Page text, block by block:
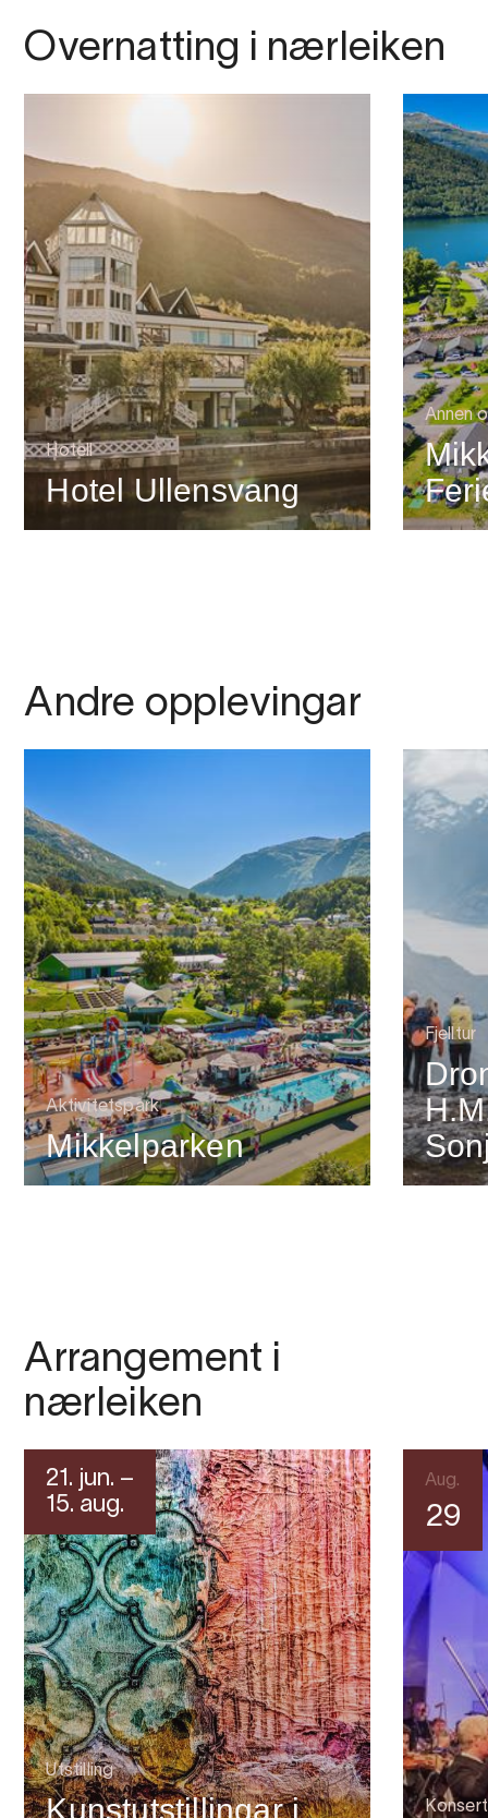
Overnatting i nærleiken
Hotell
Hotel Ullensvang
Annen
Andre opplevingar
Aktivitetspark
Mikkelparken
Fjelltur
Arrangement i
nærleiken
21. jun. –
15. aug.
Utstilling
Kunstutstillingar i
Aug.
29
Konsert